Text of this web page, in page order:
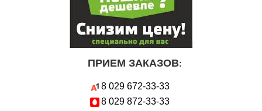
ПРИЕМ ЗАКАЗОВ:
8 029 672-33-33
8 029 872-33-33